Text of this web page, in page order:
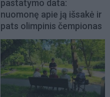
pastatymo data:
nuomonę apie ją išsakė ir
pats olimpinis čempionas